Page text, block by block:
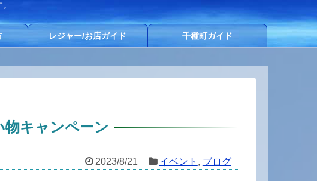
レジャー/お店ガイド 千種町ガイド
物キャンペーン
2023/8/21 イベント , ブログ